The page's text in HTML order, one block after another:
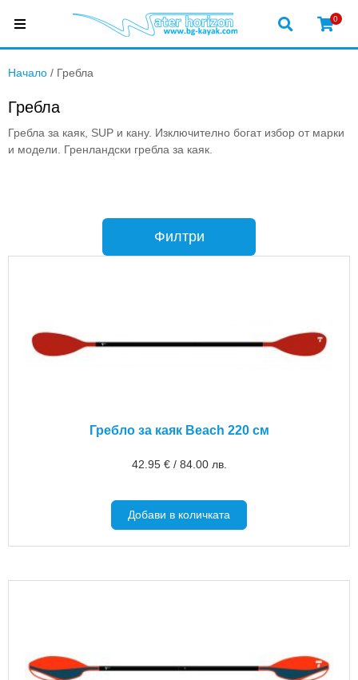
0
Начало / Гребла
Гребла
Гребла за каяк, SUP и кану. Изключително богат избор от марки
и модели. Гренландски гребла за каяк.
Филтри
Гребло за каяк Beach 220 см
42.95 €/ 84.00 лв.
Добави в количката